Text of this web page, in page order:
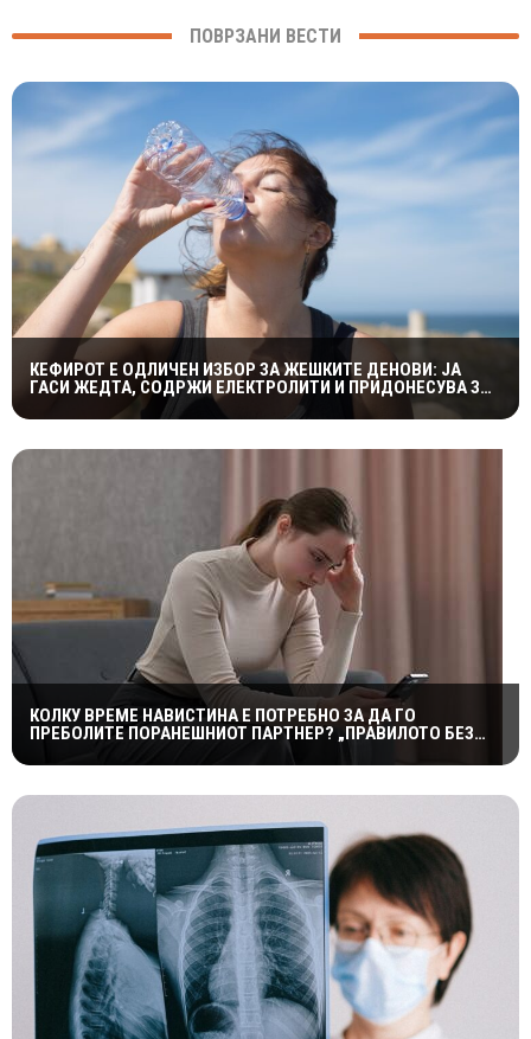
ПОВРЗАНИ ВЕСТИ
КЕФИРОТ Е ОДЛИЧЕН ИЗБОР ЗА ЖЕШКИТЕ ДЕНОВИ: ЈА
ГАСИ ЖЕДТА, СОДРЖИ ЕЛЕКТРОЛИТИ И ПРИДОНЕСУВА ЗА
ЗДРАВА ДИГЕСТИЈА
КОЛКУ ВРЕМЕ НАВИСТИНА Е ПОТРЕБНО ЗА ДА ГО
ПРЕБОЛИТЕ ПОРАНЕШНИОТ ПАРТНЕР? „ПРАВИЛОТО БЕЗ
КОНТАКТ“ НЕ Е МАГИЧНА ФОРМУЛА